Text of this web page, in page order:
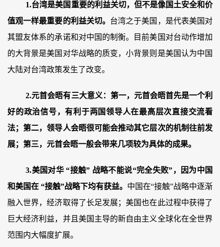
1.台湾是美国重要的利益关切，但不是像国土安全和价
值观一样最重要的利益关切。 台湾之于美国，是代表美国对
其盟友体系的承诺和对中国的制衡。目前美国对台动作增加
的大背景是美国对华战略的质变，小背景则是美国认为中国
大陆对台湾政策发生了改变。
2.元首会晤有三大意义：第一，元首会晤首先是一个利
好的政治信号，有利于两国领导人在最高层次直接交流看
法；第二，领导人会晤很可能会推动其它层次的机制往前发
展；第三，元首会晤一般会带来几项较为具体的成果。
3.美国对华 “接触” 战略不能说“完全失败”，因为中国
和美国在 “接触”战略下均有获益。 中国在“接触”战略中逐渐
融入世界，经济取得了长足发展；美国也在此过程中获得了
巨大经济利益，并且美国主导的新自由主义全球化在全世界
范围内大幅度扩展。